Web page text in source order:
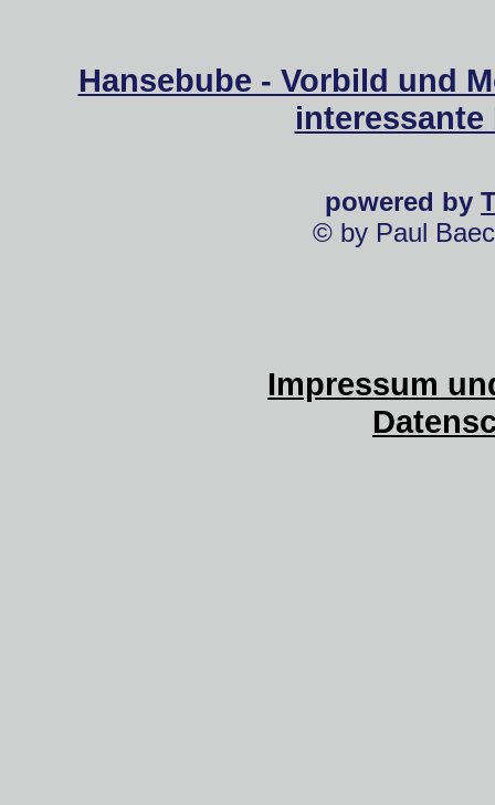
Hansebube - Vorbild und
powered by
© by Paul
Impressum